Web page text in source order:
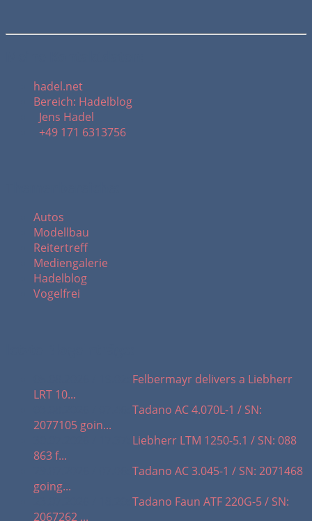
hadel.net
Bereich: Hadelblog
Jens Hadel
+49 171 6313756
Autos
Modellbau
Reitertreff
Mediengalerie
Hadelblog
Vogelfrei
Felbermayr delivers a Liebherr
LRT 10...
Tadano AC 4.070L-1 / SN:
2077105 goin...
Liebherr LTM 1250-5.1 / SN: 088
863 f...
Tadano AC 3.045-1 / SN: 2071468
going...
Tadano Faun ATF 220G-5 / SN:
2067262 ...